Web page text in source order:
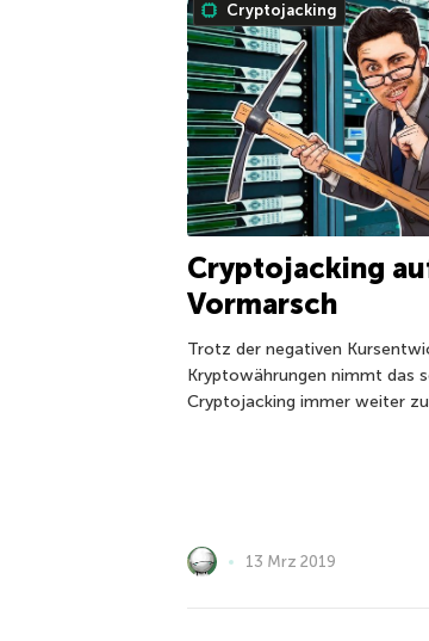
Cryptojacking
Cryptojacking
Vormarsch
Trotz der negativen
Kryptowährungen nimmt das
Cryptojacking immer weiter
13 Mrz 2019